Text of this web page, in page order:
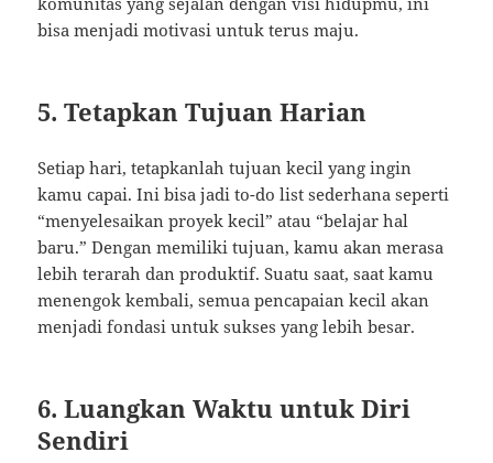
bisa menjadi motivasi untuk terus maju.
5. Tetapkan Tujuan Harian
Setiap hari, tetapkanlah tujuan kecil yang ingin
kamu capai. Ini bisa jadi to-do list sederhana seperti
“menyelesaikan proyek kecil” atau “belajar hal
baru.” Dengan memiliki tujuan, kamu akan merasa
lebih terarah dan produktif. Suatu saat, saat kamu
menengok kembali, semua pencapaian kecil akan
menjadi fondasi untuk sukses yang lebih besar.
6. Luangkan Waktu untuk Diri
Sendiri